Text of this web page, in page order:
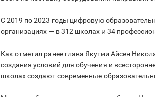
С 2019 по 2023 годы цифровую
организациях — в 312 школах и 34
Как отметил ранее глава Якутии Айсен
создания условий для обучения и
школах создают современные